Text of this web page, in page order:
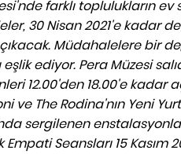
farklı toplulukların
30 Nisan 2021'e kadar
çıkacak. Müdahalelere bir
ediyor. Pera Müzesi
12.00'den 18.00'e kadar
ve The Rodina'nın Yeni
sergilenen
Empati Seansları 15